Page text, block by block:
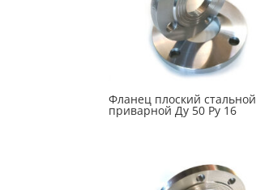
Фланец плоский стальной
приварной Ду 50 Ру 16